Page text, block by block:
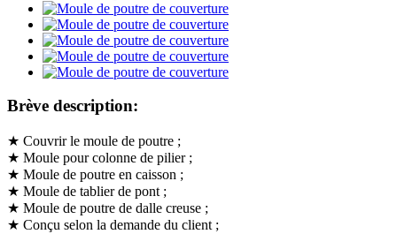
Brève description:
★ Couvrir le moule de poutre ;
★ Moule pour colonne de pilier ;
★ Moule de poutre en caisson ;
★ Moule de tablier de pont ;
★ Moule de poutre de dalle creuse ;
★ Conçu selon la demande du client ;